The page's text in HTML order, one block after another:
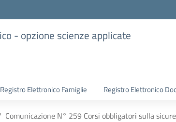
- opzione scienze applicate
Registro Elettronico Famiglie Registro Elettronico
Comunicazione N° 259 Corsi obbligatori sulla